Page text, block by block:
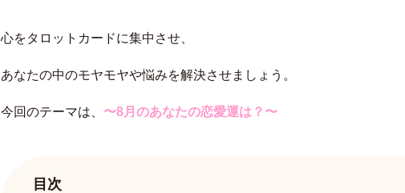
心をタロットカードに集中させ、
あなたの中のモヤモヤや悩みを解決させましょう。
今回のテーマは、 〜8月のあなたの恋愛運は？〜
目次